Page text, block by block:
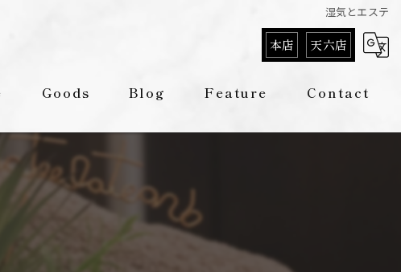
湿気とエステ
本店 天六店
Goods Blog Feature
脱毛
リラクゼーション
Contact